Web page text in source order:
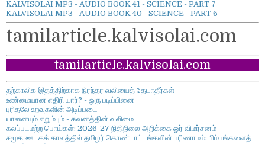
KALVISOLAI MP3 - AUDIO BOOK 41 - SCIENCE - PART 7
KALVISOLAI MP3 - AUDIO BOOK 40 - SCIENCE - PART 6
tamilarticle.kalvisolai.com
tamilarticle.kalvisolai.com
தற்காலிக இதத்திற்காக நிரந்தர வலியைத் தேடாதீர்கள்
உண்மையான எதிரி யார்? - ஒரு படிப்பினை
புரிதலே உறவுகளின் அடிப்படை
யானையும் எறும்பும் - கவனத்தின் வலிமை
கலப்படமற்ற பொய்கள்: 2026-27 நிதிநிலை அறிக்கை ஓர் விமர்சனம்
சமூக ஊடகக் காலத்தில் தமிழர் கொண்டாட்டங்களின் பரிணாமம்: பிம்பங்களைத்